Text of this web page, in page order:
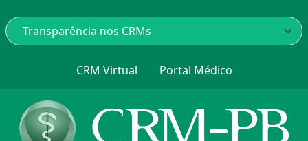
CRM Virtual Portal Médico